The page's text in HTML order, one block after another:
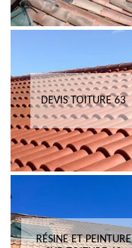
DEVIS TOITURE 63
RÉSINE ET PEINTURE